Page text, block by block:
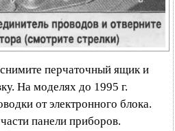
перчаточный ящик и
На моделях до 1995 г.
от электронного блока.
панели приборов.